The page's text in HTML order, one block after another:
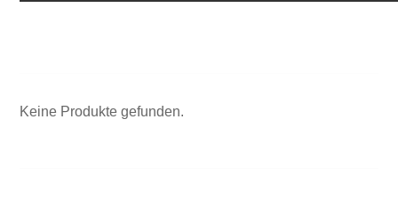
Keine Produkte gefunden.